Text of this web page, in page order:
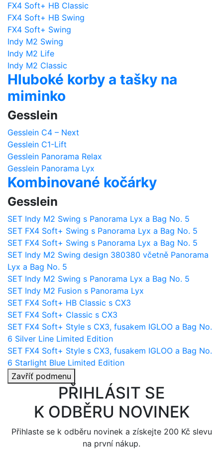
FX4 Soft+ HB Classic
FX4 Soft+ HB Swing
FX4 Soft+ Swing
Indy M2 Swing
Indy M2 Life
Indy M2 Classic
Hluboké korby a tašky na
miminko
Gesslein
Gesslein C4 – Next
Gesslein C1-Lift
Gesslein Panorama Relax
Gesslein Panorama Lyx
Kombinované kočárky
Gesslein
SET Indy M2 Swing s Panorama Lyx a Bag No. 5
SET FX4 Soft+ Swing s Panorama Lyx a Bag No. 5
SET FX4 Soft+ Swing s Panorama Lyx a Bag No. 5
SET Indy M2 Swing design 380380 včetně Panorama
Lyx a Bag No. 5
SET Indy M2 Swing s Panorama Lyx a Bag No. 5
SET Indy M2 Fusion s Panorama Lyx
SET FX4 Soft+ HB Classic s CX3
SET FX4 Soft+ Classic s CX3
SET FX4 Soft+ Style s CX3, fusakem IGLOO a Bag No.
6 Silver Line Limited Edition
SET FX4 Soft+ Style s CX3, fusakem IGLOO a Bag No.
6 Starlight Blue Limited Edition
Zavříť podmenu
PŘIHLÁSIT SE
K ODBĚRU NOVINEK
Přihlaste se k odběru novinek a získejte 200 Kč slevu
na první nákup.